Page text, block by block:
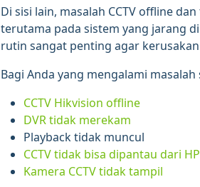
Di sisi lain, masalah CCTV offline
terutama pada sistem yang jarang
rutin sangat penting agar
Bagi Anda yang mengalami masalah
CCTV Hikvision offline
DVR tidak merekam
Playback tidak muncul
CCTV tidak bisa dipantau dari HP
Kamera CCTV tidak tampil